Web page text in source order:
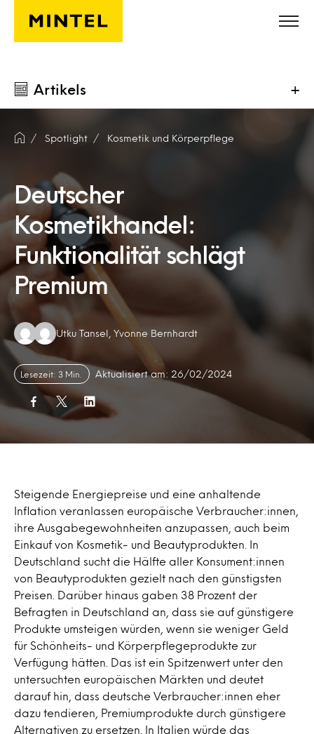
Skip to main content
Artikels +
Spotlight Kosmetik und Körperpflege
Deutscher
Kosmetikhandel:
Funktionalität schlägt
Premium
Authors:
Utku Tansel, Yvonne Bernhardt
Lesezeit: 3 Min. Aktualisiert am: 26/02/2024
Steigende Energiepreise und eine anhaltende
Inflation veranlassen europäische Verbraucher:innen,
ihre Ausgabegewohnheiten anzupassen, auch beim
Einkauf von Kosmetik- und Beautyprodukten. In
Deutschland sucht die Hälfte aller Konsument:innen
von Beautyprodukten gezielt nach den günstigsten
Preisen. Darüber hinaus gaben 38 Prozent der
Befragten in Deutschland an, dass sie auf günstigere
Produkte umsteigen würden, wenn sie weniger Geld
für Schönheits- und Körperpflegeprodukte zur
Verfügung hätten. Das ist ein Spitzenwert unter den
untersuchten europäischen Märkten und deutet
darauf hin, dass deutsche Verbraucher:innen eher
dazu tendieren, Premiumprodukte durch günstigere
Alternativen zu ersetzen. In Italien würde das